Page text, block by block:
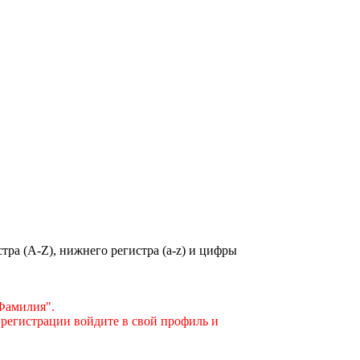
(A-Z), нижнего регистра (a-z) и цифры
войдите в свой профиль и